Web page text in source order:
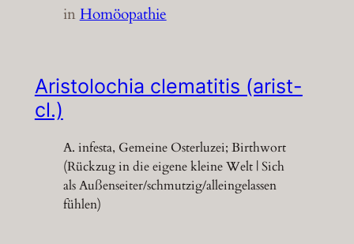
inHomöopathie
Aristolochia clematitis (arist-
cl.)
A. infesta, Gemeine Osterluzei; Birthwort
(Rückzug in die eigene kleine Welt | Sich
als Außenseiter/schmutzig/alleingelassen
fühlen)